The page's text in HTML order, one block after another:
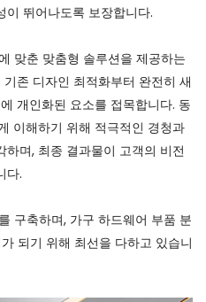
뛰어나도록 보장합니다.
맞춘 맞춤형 솔루션을 제공하는
존 디자인 최적화부터 완전히 새
개인화된 요소를 접목합니다. 동
이해하기 위해 적극적인 경청과
며, 최종 결과물이 고객의 비전
다.
구축하며, 가구 하드웨어 부품 분
되기 위해 최선을 다하고 있습니